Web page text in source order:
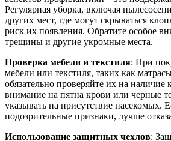
Регулярная уборка, включая
других мест, где могут скрываться
риск их появления. Обратите особое
трещины и другие укромные места.
Проверка мебели и текстиля: При
мебели или текстиля, таких как
обязательно проверяйте их на наличие
внимание на пятна крови или черные
указывать на присутствие насекомых.
подозрительные признаки, лучше
Использование защитных чехлов: